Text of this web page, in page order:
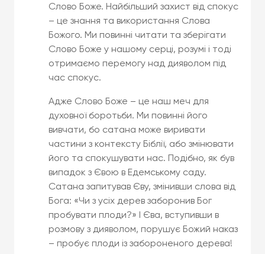
Слово Боже. Найбільший захист від спокус
– це знання та використання Слова
Божого. Ми повинні читати та зберігати
Слово Боже у нашому серці, розумі і тоді
отримаємо перемогу над дияволом під
час спокус.
Адже Слово Боже – це наш меч для
духовної боротьби. Ми повинні його
вивчати, бо сатана може виривати
частини з контексту Біблії, або змінювати
його та спокушувати нас. Подібно, як був
випадок з Євою в Едемському саду.
Сатана запитував Єву, змінивши слова від
Бога: «Чи з усіх дерев заборонив Бог
пробувати плоди?» І Єва, вступивши в
розмову з дияволом, порушує Божий наказ
– пробує плоди із забороненого дерева!